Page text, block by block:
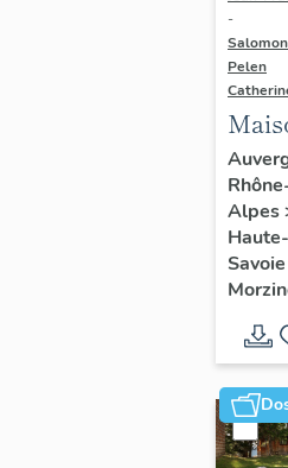
-
Pelen
dite
Alpes
Haute-
Savoie